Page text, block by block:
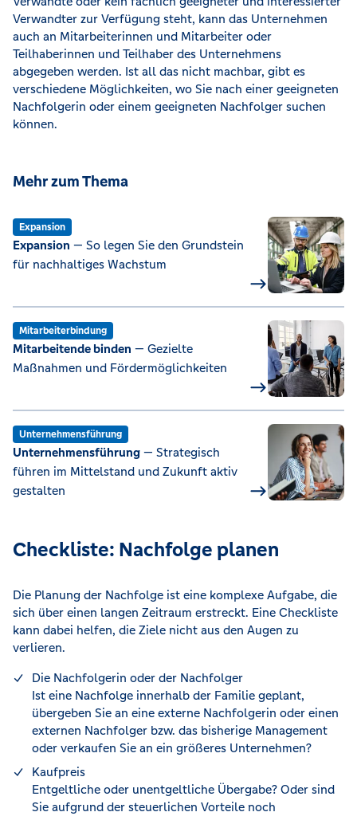
Verwandter zur Verfügung steht, kann das Unternehmen
auch an Mitarbeiterinnen und Mitarbeiter oder
Teilhaberinnen und Teilhaber des Unternehmens
abgegeben werden. Ist all das nicht machbar, gibt es
verschiedene Möglichkeiten, wo Sie nach einer geeigneten
Nachfolgerin oder einem geeigneten Nachfolger suchen
können.
Mehr zum Thema
Expansion
Expansion — So legen Sie den Grundstein
für nachhaltiges Wachstum
Mitarbeiterbindung
Mitarbeitende binden — Gezielte
Maßnahmen und Fördermöglichkeiten
Unternehmensführung
Unternehmensführung — Strategisch
führen im Mittelstand und Zukunft aktiv
gestalten
Checkliste: Nachfolge planen
Die Planung der Nachfolge ist eine komplexe Aufgabe, die
sich über einen langen Zeitraum erstreckt. Eine Checkliste
kann dabei helfen, die Ziele nicht aus den Augen zu
verlieren.
Die Nachfolgerin oder der Nachfolger
Ist eine Nachfolge innerhalb der Familie geplant,
übergeben Sie an eine externe Nachfolgerin oder einen
externen Nachfolger bzw. das bisherige Management
oder verkaufen Sie an ein größeres Unternehmen?
Kaufpreis
Entgeltliche oder unentgeltliche Übergabe? Oder sind
Sie aufgrund der steuerlichen Vorteile noch